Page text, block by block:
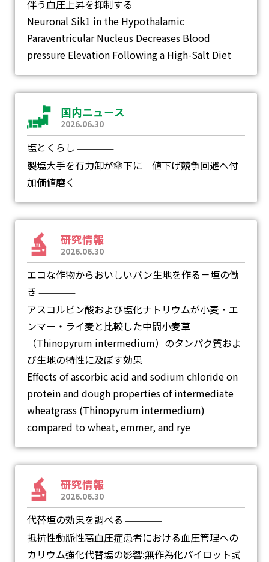
伴う血圧上昇を抑制する
Neuronal Sik1 in the Hypothalamic
Paraventricular Nucleus Decreases Blood
pressure Elevation Following a High-Salt Diet
国内ニュース
2026.06.30
塩とくらし ―
製塩大手を有力卸が傘下に 値下げ競争回避へ付
加価値磨く
研究情報
2026.06.30
エコな作物からおいしいパン生地を作る－塩の働
き ―
アスコルビン酸および塩化ナトリウムが小麦・エ
ンマー・ライ麦と比較した中間小麦草
（Thinopyrum intermedium）のタンパク質およ
び生地の特性に及ぼす効果
Effects of ascorbic acid and sodium chloride on
protein and dough properties of intermediate
wheatgrass (Thinopyrum intermedium)
compared to wheat, emmer, and rye
研究情報
2026.06.30
代替塩の効果を調べる ―
抵抗性動脈性高血圧症患者における血圧管理への
カリウム強化代替塩の影響:無作為化パイロット試